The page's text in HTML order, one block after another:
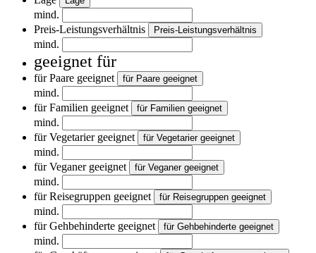
mind.
Preis-Leistungsverhältnis
Preis-Leistungsverhältnis
mind.
geeignet für
für Paare geeignet für Paare geeignet
mind.
für Familien geeignet
für Familien geeignet
mind.
für Vegetarier geeignet
für Vegetarier geeignet
mind.
für Veganer geeignet
für Veganer geeignet
mind.
für Reisegruppen geeignet
für Reisegruppen geeignet
mind.
für Gehbehinderte geeignet
für Gehbehinderte geeignet
mind.